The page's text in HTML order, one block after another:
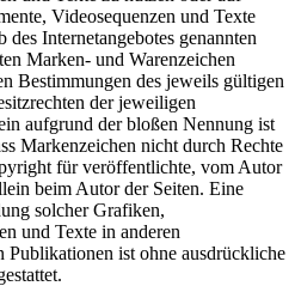
Videosequenzen und Texte
Internetangebotes genannten
Marken- und Warenzeichen
Bestimmungen des jeweils gültigen
der jeweiligen
aufgrund der bloßen Nennung ist
Markenzeichen nicht durch Rechte
für veröffentlichte, vom Autor
beim Autor der Seiten. Eine
solcher Grafiken,
und Texte in anderen
Publikationen ist ohne ausdrückliche